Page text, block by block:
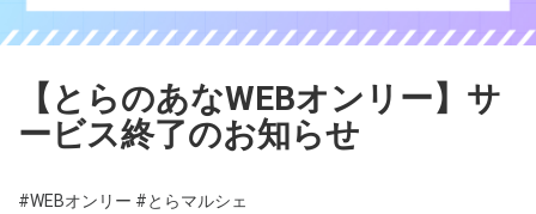
【とらのあなWEBオンリー】サ
ービス終了のお知らせ
#WEBオンリー #とらマルシェ